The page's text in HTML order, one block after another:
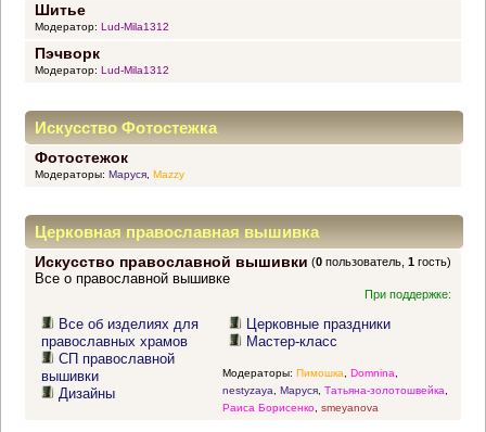
Шитье
Модератор: Lud-Mila1312
Пэчворк
Модератор: Lud-Mila1312
Искусство Фотостежка
Фотостежок
Модераторы: Маруся, Mazzy
Церковная православная вышивка
Искусство православной вышивки (0 пользователь,1 гость)
Все о православной вышивке
При поддержке:
Все об изделиях для
православных храмов
СП православной
вышивки
Дизайны
Церковные праздники
Мастер-класс
Модераторы: Пимошка Domnina
nestyzaya
Маруся, Татьяна-золотошвейка
Раиса Борисенко, smeyanova